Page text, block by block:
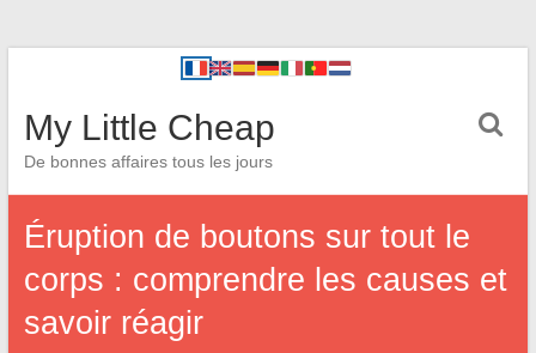
My Little Cheap
De bonnes affaires tous les jours
Éruption de boutons sur tout le
corps : comprendre les causes et
savoir réagir